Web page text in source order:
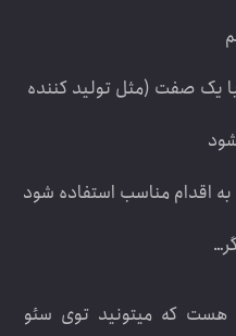
یک صفت (مثل تولید کننده
اقدام مناسب استفاده شود
هست که میتونید توی سئو